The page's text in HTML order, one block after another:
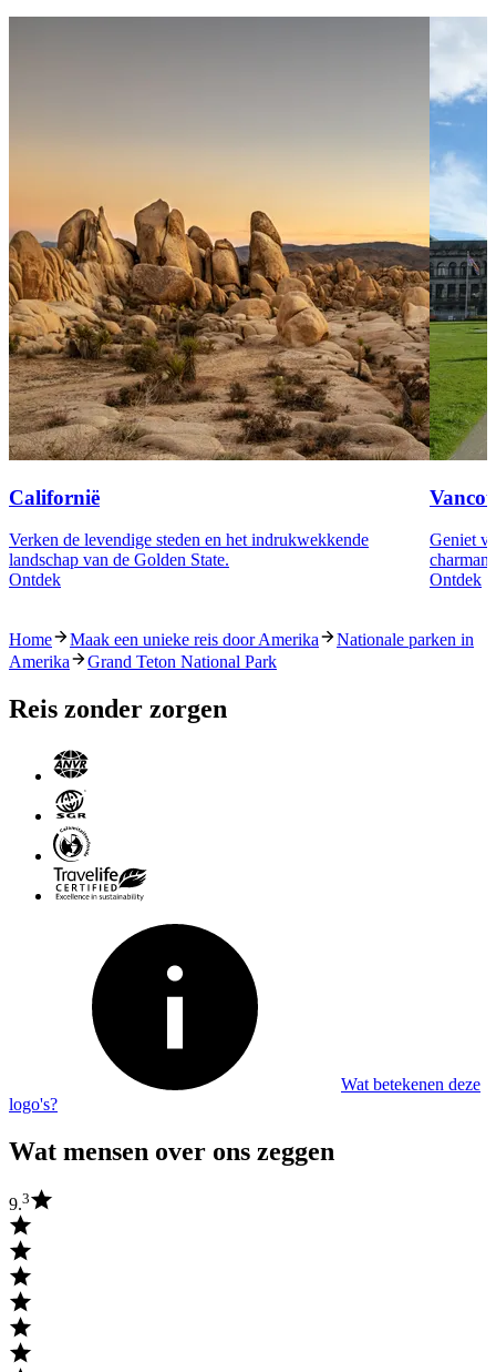
Californië
Verken de levendige steden en het indrukwekkende
landschap van de Golden State.
Ontdek
Geniet
Ontdek
Home Maak een unieke reis door Amerika
Nationale parken in
Amerika
Grand Teton National Park
Reis zonder zorgen
Wat betekenen deze
logo's?
Wat mensen over ons zeggen
9.3